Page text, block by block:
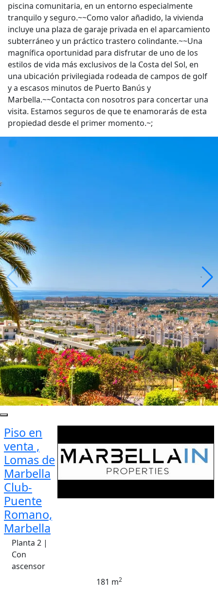
piscina comunitaria, en un entorno especialmente
tranquilo y seguro.~~Como valor añadido, la vivienda
incluye una plaza de garaje privada en el aparcamiento
subterráneo y un práctico trastero colindante.~~Una
magnífica oportunidad para disfrutar de uno de los
estilos de vida más exclusivos de la Costa del Sol, en
una ubicación privilegiada rodeada de campos de golf
y a escasos minutos de Puerto Banús y
Marbella.~~Contacta con nosotros para concertar una
visita. Estamos seguros de que te enamorarás de esta
propiedad desde el primer momento.~;
Piso en
venta ,
Lomas de
Marbella
Club-
Puente
Romano,
Marbella
Planta 2 |
Con
ascensor
181 m2